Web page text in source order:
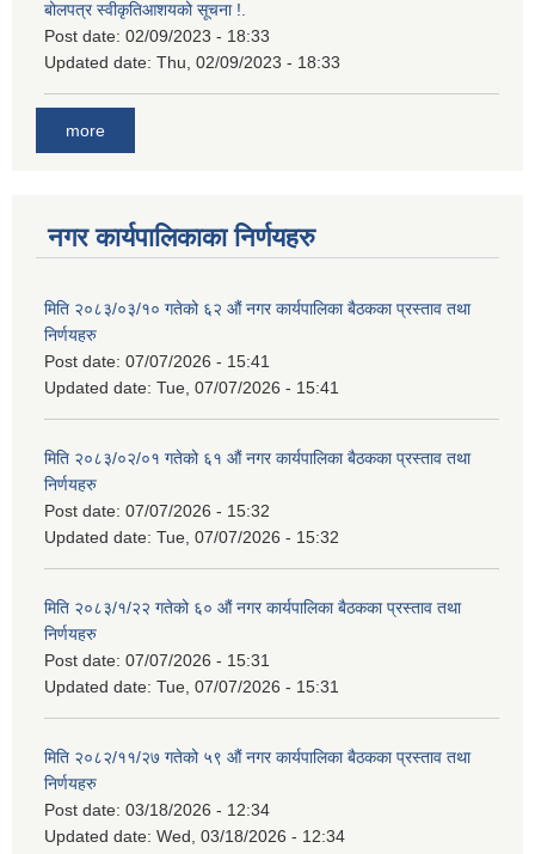
बोलपत्र स्वीकृतिआशयको सूचना !.
Post date: 02/09/2023 - 18:33
Updated date: Thu, 02/09/2023 - 18:33
more
नगर कार्यपालिकाका निर्णयहरु
मिति २०८३/०३/१० गतेको ६२ औं नगर कार्यपालिका बैठकका प्रस्ताव तथा
निर्णयहरु
Post date: 07/07/2026 - 15:41
Updated date: Tue, 07/07/2026 - 15:41
मिति २०८३/०२/०१ गतेको ६१ औं नगर कार्यपालिका बैठकका प्रस्ताव तथा
निर्णयहरु
Post date: 07/07/2026 - 15:32
Updated date: Tue, 07/07/2026 - 15:32
मिति २०८३/१/२२ गतेको ६० औं नगर कार्यपालिका बैठकका प्रस्ताव तथा
निर्णयहरु
Post date: 07/07/2026 - 15:31
Updated date: Tue, 07/07/2026 - 15:31
मिति २०८२/११/२७ गतेको ५९ औं नगर कार्यपालिका बैठकका प्रस्ताव तथा
निर्णयहरु
Post date: 03/18/2026 - 12:34
Updated date: Wed, 03/18/2026 - 12:34